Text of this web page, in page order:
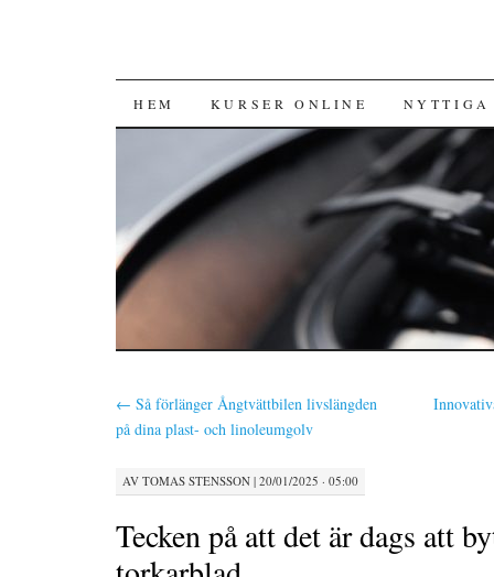
HOPPA TILL INNEHÅLL
HEM KURSER ONLINE
← Så förlänger Ångtvättbilen livslängden
på dina plast- och linoleumgolv
AV TOMAS STENSSON | 20/01/2025 · 05:00
Tecken på att det är dags att